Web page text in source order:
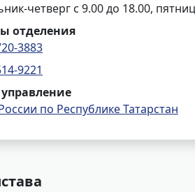
четверг с 9.00 до 18.00,
отделения
3883
9221
по Республике Татарстан